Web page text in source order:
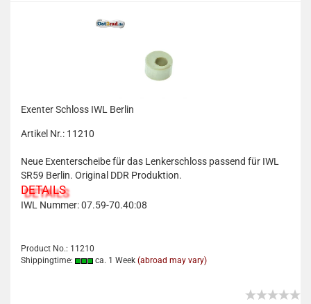
Exenter Schloss IWL Berlin
Artikel Nr.: 11210
Neue Exenterscheibe für das Lenkerschloss passend für IWL
SR59 Berlin. Original DDR Produktion.
DETAILS
IWL Nummer:07.59-70.40:08
Product No.: 11210
Shippingtime:
ca. 1 Week (abroad may vary)